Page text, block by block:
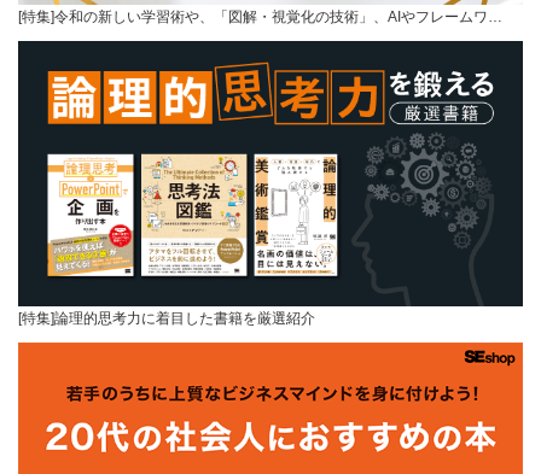
[特集]令和の新しい学習術や、「図解・視覚化の技術」、AIやフレームワ…
[特集]論理的思考力に着目した書籍を厳選紹介